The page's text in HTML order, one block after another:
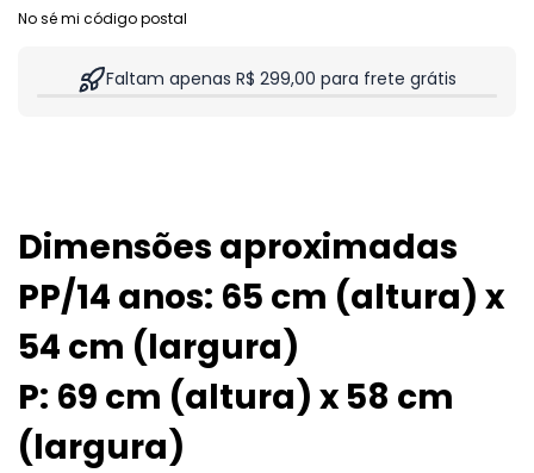
No sé mi código postal
Faltam apenas R$ 299,00 para frete grátis
Dimensões aproximadas
PP/14 anos: 65 cm (altura) x
54 cm (largura)
P: 69 cm (altura) x 58 cm
(largura)